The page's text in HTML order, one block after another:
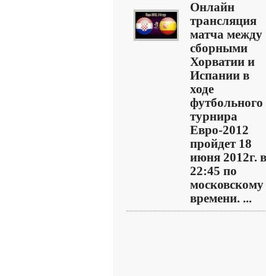
Онлайн
трансляция
матча между
сборными
Хорватии и
Испании в
ходе
футбольного
турнира
Евро-2012
пройдет 18
июня 2012г. в
22:45 по
московскому
времени. ...